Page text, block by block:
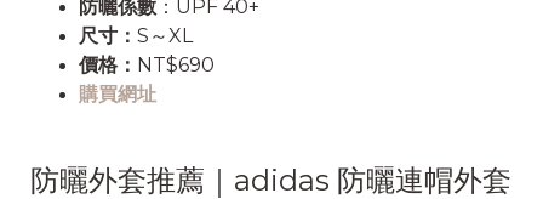
防曬係數 ：UPF 40+
尺寸： S～XL
價格： NT$690
購買網址
防曬外套推薦｜adidas 防曬連帽外套